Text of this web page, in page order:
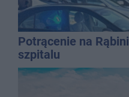
Potrącenie na
szpitalu